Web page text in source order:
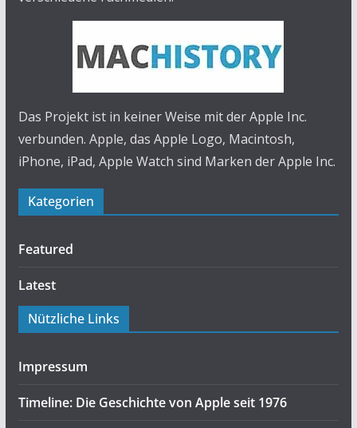
Das Projekt ist in keiner Weise mit der Apple Inc.
verbunden. Apple, das Apple Logo, Macintosh,
iPhone, iPad, Apple Watch sind Marken der Apple Inc.
Kategorien
Featured
Latest
Nützliche Links
Impressum
Timeline: Die Geschichte von Apple seit 1976